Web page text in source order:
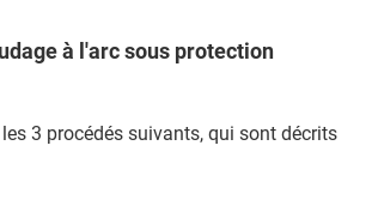
à l'arc sous protection
3 procédés suivants, qui sont décrits